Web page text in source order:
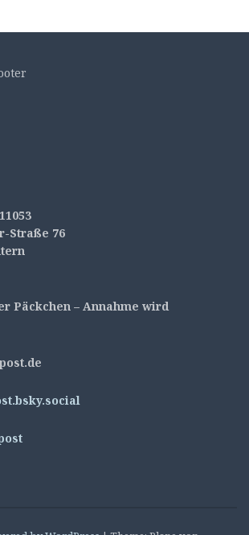
Straße 76
Päckchen – Annahme wird